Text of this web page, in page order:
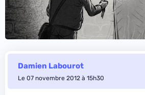
Damien Labourot
Le 07 novembre 2012 à 15h30